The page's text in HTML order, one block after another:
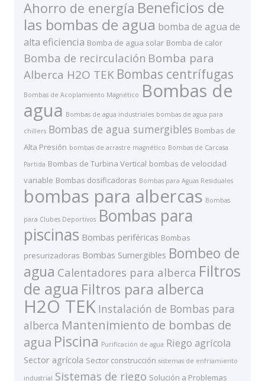
Ahorro de energía Beneficios de
las bombas de agua bomba de agua de
alta eficiencia Bomba de agua solar Bomba de calor
Bomba de recirculación Bomba para
Alberca H2O TEK Bombas centrífugas
Bombas de Acoplamiento Magnético Bombas de
agua Bombas de agua industriales bombas de agua para
chillers Bombas de agua sumergibles Bombas de
Alta Presión bombas de arrastre magnético Bombas de Carcasa
Partida Bombas de Turbina Vertical bombas de velocidad
variable Bombas dosificadoras Bombas para Aguas Residuales
bombas para albercas Bombas
para Clubes Deportivos Bombas para
piscinas Bombas periféricas Bombas
presurizadoras Bombas Sumergibles Bombeo de
agua Calentadores para alberca Filtros
de agua Filtros para alberca
H2O TEK Instalación de Bombas para
alberca Mantenimiento de bombas de
agua Piscina Purificación de agua Riego agrícola
Sector agrícola Sector construcción sistemas de enfriamiento
industrial Sistemas de riego Solución a Problemas